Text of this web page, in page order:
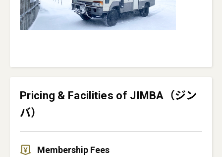
Pricing & Facilities of JIMBA（ジン
バ）
Membership Fees